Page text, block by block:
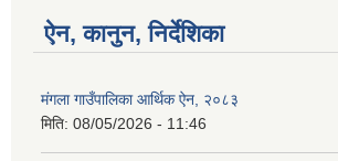
ऐन, कानुन, निर्देशिका
मंगला गाउँपालिका आर्थिक ऐन, २०८३
मिति: 08/05/2026 - 11:46